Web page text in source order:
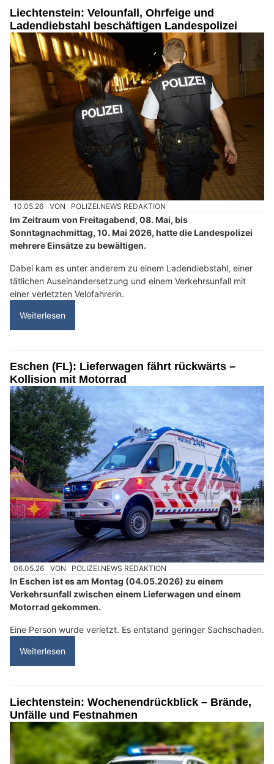
Liechtenstein: Velounfall, Ohrfeige und
Ladendiebstahl beschäftigen Landespolizei
10.05.26 VON POLIZEI.NEWS REDAKTION
Im Zeitraum von Freitagabend, 08. Mai, bis
Sonntagnachmittag, 10. Mai 2026, hatte die Landespolizei
mehrere Einsätze zu bewältigen.
Dabei kam es unter anderem zu einem Ladendiebstahl, einer
tätlichen Auseinandersetzung und einem Verkehrsunfall mit
einer verletzten Velofahrerin.
Weiterlesen
Eschen (FL): Lieferwagen fährt rückwärts –
Kollision mit Motorrad
06.05.26 VON POLIZEI.NEWS REDAKTION
In Eschen ist es am Montag (04.05.2026) zu einem
Verkehrsunfall zwischen einem Lieferwagen und einem
Motorrad gekommen.
Eine Person wurde verletzt. Es entstand geringer Sachschaden.
Weiterlesen
Liechtenstein: Wochenendrückblick – Brände,
Unfälle und Festnahmen